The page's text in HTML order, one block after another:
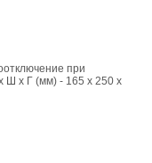
при
Ш x Г (мм) - 165 x 250 x